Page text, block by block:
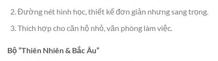
Đường nét hình học, thiết kế đơn giản nhưng sang trọng.
Thích hợp cho căn hộ nhỏ, văn phòng làm việc.
Bộ “Thiên Nhiên & Bắc Âu”